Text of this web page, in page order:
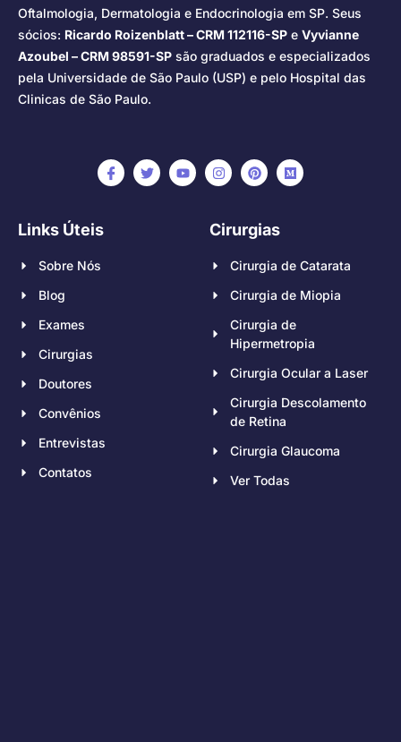
Oftalmologia, Dermatologia e Endocrinologia em SP. Seus
sócios: Ricardo Roizenblatt – CRM 112116-SP e Vyvianne
Azoubel – CRM 98591-SP são graduados e especializados
pela Universidade de São Paulo (USP) e pelo Hospital das
Clinicas de São Paulo.
Links Úteis
Sobre Nós
Blog
Exames
Cirurgias
Doutores
Convênios
Entrevistas
Contatos
Cirurgias
Cirurgia de Catarata
Cirurgia de Miopia
Cirurgia de
Hipermetropia
Cirurgia Ocular a Laser
Cirurgia Descolamento
de Retina
Cirurgia Glaucoma
Ver Todas